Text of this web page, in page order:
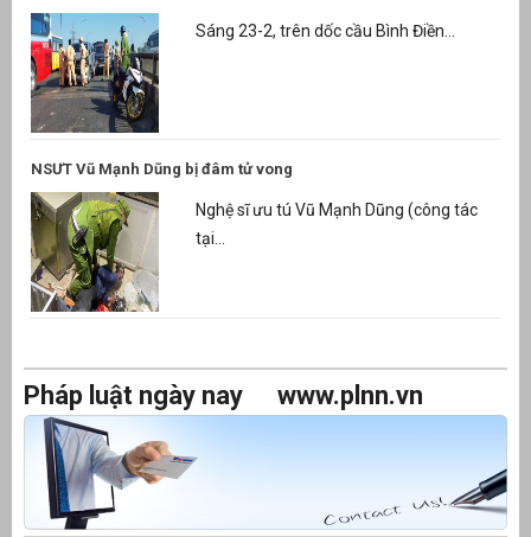
Sáng 23-2, trên dốc cầu Bình Điền...
NSƯT Vũ Mạnh Dũng bị đâm tử vong
Nghệ sĩ ưu tú Vũ Mạnh Dũng (công tác
tại...
Pháp luật ngày nay www.plnn.vn